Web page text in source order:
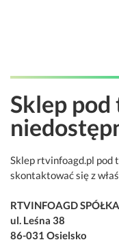
Sklep
Sklep rtvinfoagd.pl pod
skontaktować się z
RTVINFOAGD
ul. Leśna 38
86-031 Osielsko